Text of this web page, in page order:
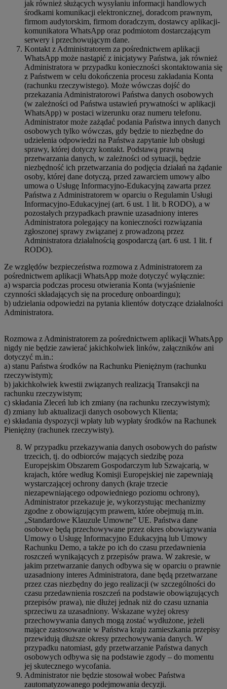
jak również służących wysyłaniu informacji handlowych
środkami komunikacji elektronicznej, doradcom prawnym,
firmom audytorskim, firmom doradczym, dostawcy aplikacji-
komunikatora WhatsApp oraz podmiotom dostarczającym
serwery i przechowującym dane.
Kontakt z Administratorem za pośrednictwem aplikacji
WhatsApp może nastąpić z inicjatywy Państwa, jak również
Administratora w przypadku konieczności skontaktowania się
z Państwem w celu dokończenia procesu zakładania Konta
(rachunku rzeczywistego). Może wówczas dojść do
przekazania Administratorowi Państwa danych osobowych
(w zależności od Państwa ustawień prywatności w aplikacji
WhatsApp) w postaci wizerunku oraz numeru telefonu.
Administrator może zażądać podania Państwa innych danych
osobowych tylko wówczas, gdy będzie to niezbędne do
udzielenia odpowiedzi na Państwa zapytanie lub obsługi
sprawy, której dotyczy kontakt. Podstawą prawną
przetwarzania danych, w zależności od sytuacji, będzie
niezbędność ich przetwarzania do podjęcia działań na żądanie
osoby, której dane dotyczą, przed zawarciem umowy albo
umowa o Usługę Informacyjno-Edukacyjną zawarta przez
Państwa z Administratorem w oparciu o Regulamin Usługi
Informacyjno-Edukacyjnej (art. 6 ust. 1 lit. b RODO), a w
pozostałych przypadkach prawnie uzasadniony interes
Administratora polegający na konieczności rozwiązania
zgłoszonej sprawy związanej z prowadzoną przez
Administratora działalnością gospodarczą (art. 6 ust. 1 lit. f
RODO).
Ze względów bezpieczeństwa rozmowa z Administratorem za
pośrednictwem aplikacji WhatsApp może dotyczyć wyłącznie:
a) wsparcia podczas procesu otwierania Konta (wyjaśnienie
czynności składających się na procedurę onboardingu);
b) udzielania odpowiedzi na pytania klientów dotyczące działalności
Administratora.
Rozmowa z Administratorem za pośrednictwem aplikacji WhatsApp
nigdy nie będzie zawierać jakichkolwiek linków, załączników ani
dotyczyć m.in.:
a) stanu Państwa środków na Rachunku Pieniężnym (rachunku
rzeczywistym);
b) jakichkolwiek kwestii związanych realizacją Transakcji na
rachunku rzeczywistym;
c) składania Zleceń lub ich zmiany (na rachunku rzeczywistym);
d) zmiany lub aktualizacji danych osobowych Klienta;
e) składania dyspozycji wpłaty lub wypłaty środków na Rachunek
Pieniężny (rachunek rzeczywisty).
W przypadku przekazywania danych osobowych do państw
trzecich, tj. do odbiorców mających siedzibę poza
Europejskim Obszarem Gospodarczym lub Szwajcarią, w
krajach, które według Komisji Europejskiej nie zapewniają
wystarczającej ochrony danych (kraje trzecie
niezapewniającego odpowiedniego poziomu ochrony),
Administrator przekazuje je, wykorzystując mechanizmy
zgodne z obowiązującym prawem, które obejmują m.in.
„Standardowe Klauzule Umowne” UE. Państwa dane
osobowe będą przechowywane przez okres obowiązywania
Umowy o Usługę Informacyjno Edukacyjną lub Umowy
Rachunku Demo, a także po ich do czasu przedawnienia
roszczeń wynikających z przepisów prawa. W zakresie, w
jakim przetwarzanie danych odbywa się w oparciu o prawnie
uzasadniony interes Administratora, dane będą przetwarzane
przez czas niezbędny do jego realizacji (w szczególności do
czasu przedawnienia roszczeń na podstawie obowiązujących
przepisów prawa), nie dłużej jednak niż do czasu uznania
sprzeciwu za uzasadniony. Wskazane wyżej okresy
przechowywania danych mogą zostać wydłużone, jeżeli
mające zastosowanie w Państwa kraju zamieszkania przepisy
przewidują dłuższe okresy przechowywania danych. W
przypadku natomiast, gdy przetwarzanie Państwa danych
osobowych odbywa się na podstawie zgody – do momentu
jej skutecznego wycofania.
Administrator nie będzie stosował wobec Państwa
zautomatyzowanego podejmowania decyzji.